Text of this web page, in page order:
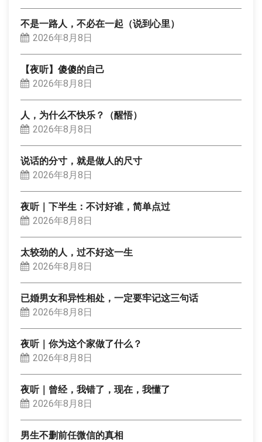
不是一路人，不必在一起（说到心里）
2026年8月8日
【夜听】傻傻的自己
2026年8月8日
人，为什么不快乐？（醒悟）
2026年8月8日
说话的分寸，就是做人的尺寸
2026年8月8日
夜听｜下半生：不讨好谁，简单点过
2026年8月8日
太较劲的人，过不好这一生
2026年8月8日
已婚男女和异性相处，一定要牢记这三句话
2026年8月8日
夜听｜你为这个家做了什么？
2026年8月8日
夜听｜曾经，我错了，现在，我懂了
2026年8月8日
男生不删前任微信的真相